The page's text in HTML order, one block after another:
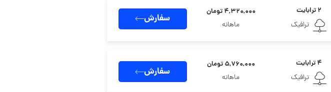
۲ ترابایت
ترافیک
۴,۳۲۰,۰۰۰ تومان
ماهانه
سفارش
۴ ترابایت
ترافیک
۵,۷۶۰,۰۰۰ تومان
ماهانه
سفارش